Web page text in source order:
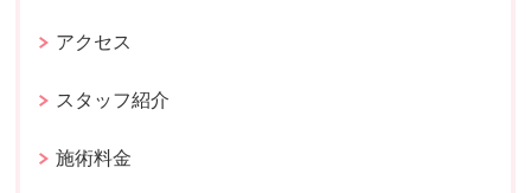
アクセス
スタッフ紹介
施術料金